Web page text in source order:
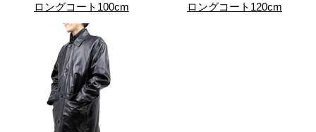
ロングコート100cm ロングコート120cm